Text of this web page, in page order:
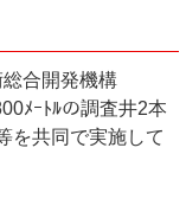
総合開発機構
ﾒｰﾄﾙの調査井2本
を共同で実施して